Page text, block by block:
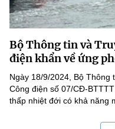
Bộ Thông tin và
điện khẩn về ứng
Ngày 18/9/2024, Bộ Thông
Công điện số 07/CĐ-
thấp nhiệt đới có khả năng